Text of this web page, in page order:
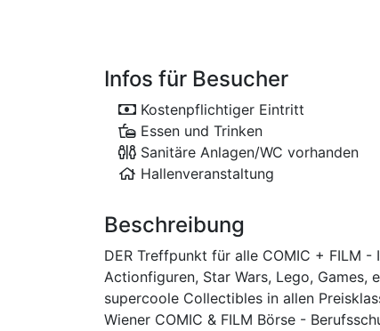
Infos für Besucher
Kostenpflichtiger Eintritt
Essen und Trinken
Sanitäre Anlagen/WC vorhanden
Hallenveranstaltung
Beschreibung
DER Treffpunkt für alle COMIC + FILM -
Actionfiguren, Star Wars, Lego,
supercoole Collectibles in allen
Wiener COMIC & FILM Börse -